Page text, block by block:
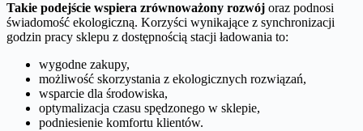
Takie podejście wspiera zrównoważony rozwój oraz podnosi
świadomość ekologiczną. Korzyści wynikające z synchronizacji
godzin pracy sklepu z dostępnością stacji ładowania to:
wygodne zakupy,
możliwość skorzystania z ekologicznych rozwiązań,
wsparcie dla środowiska,
optymalizacja czasu spędzonego w sklepie,
podniesienie komfortu klientów.